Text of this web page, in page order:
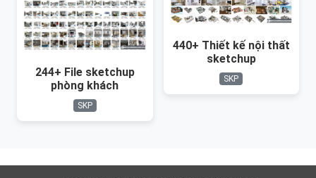
244+ File sketchup
phòng khách
SKP
440+ Thiết kế nội thất
sketchup
SKP